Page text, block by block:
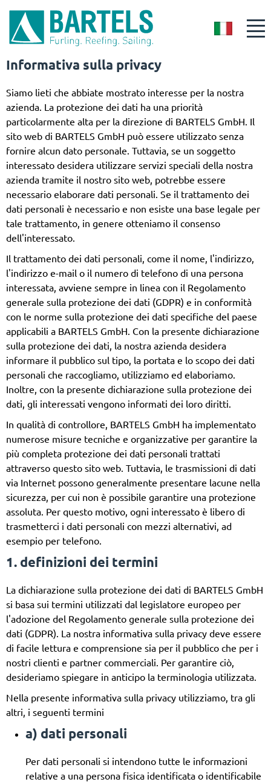
IT
Informativa sulla privacy
Siamo lieti che abbiate mostrato interesse per la nostra
azienda. La protezione dei dati ha una priorità
particolarmente alta per la direzione di BARTELS GmbH. Il
sito web di BARTELS GmbH può essere utilizzato senza
fornire alcun dato personale. Tuttavia, se un soggetto
interessato desidera utilizzare servizi speciali della nostra
azienda tramite il nostro sito web, potrebbe essere
necessario elaborare dati personali. Se il trattamento dei
dati personali è necessario e non esiste una base legale per
tale trattamento, in genere otteniamo il consenso
dell'interessato.
Il trattamento dei dati personali, come il nome, l'indirizzo,
l'indirizzo e-mail o il numero di telefono di una persona
interessata, avviene sempre in linea con il Regolamento
generale sulla protezione dei dati (GDPR) e in conformità
con le norme sulla protezione dei dati specifiche del paese
applicabili a BARTELS GmbH. Con la presente dichiarazione
sulla protezione dei dati, la nostra azienda desidera
informare il pubblico sul tipo, la portata e lo scopo dei dati
personali che raccogliamo, utilizziamo ed elaboriamo.
Inoltre, con la presente dichiarazione sulla protezione dei
dati, gli interessati vengono informati dei loro diritti.
In qualità di controllore, BARTELS GmbH ha implementato
numerose misure tecniche e organizzative per garantire la
più completa protezione dei dati personali trattati
attraverso questo sito web. Tuttavia, le trasmissioni di dati
via Internet possono generalmente presentare lacune nella
sicurezza, per cui non è possibile garantire una protezione
assoluta. Per questo motivo, ogni interessato è libero di
trasmetterci i dati personali con mezzi alternativi, ad
esempio per telefono.
1. definizioni dei termini
La dichiarazione sulla protezione dei dati di BARTELS GmbH
si basa sui termini utilizzati dal legislatore europeo per
l'adozione del Regolamento generale sulla protezione dei
dati (GDPR). La nostra informativa sulla privacy deve essere
di facile lettura e comprensione sia per il pubblico che per i
nostri clienti e partner commerciali. Per garantire ciò,
desideriamo spiegare in anticipo la terminologia utilizzata.
Nella presente informativa sulla privacy utilizziamo, tra gli
altri, i seguenti termini
a) dati personali
Per dati personali si intendono tutte le informazioni
relative a una persona fisica identificata o identificabile